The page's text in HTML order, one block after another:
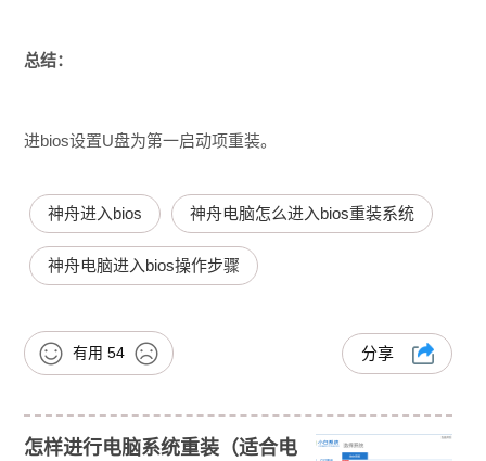
总结：
进bios设置U盘为第一启动项重装。
神舟进入bios 神舟电脑怎么进入bios重装系统
神舟电脑进入bios操作步骤
有用 54 分享
怎样进行电脑系统重装（适合电